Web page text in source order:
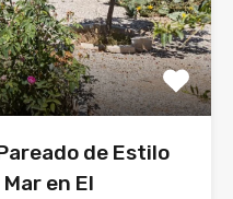
de Estilo
en El